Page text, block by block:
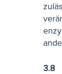
3.8